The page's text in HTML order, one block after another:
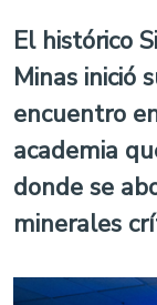
El histórico
Minas inició
encuentro
academia
donde se
minerales